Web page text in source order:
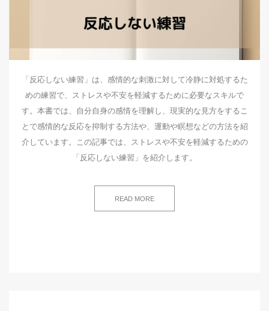
「反応しない練習」は、感情的な刺激に対して冷静に対処するた
めの練習で、ストレスや不安を軽減するために必要なスキルで
す。本書では、自分自身の感情を理解し、現実的な見方をするこ
とで感情的な反応を抑制する方法や、運動や瞑想などの方法を紹
介しています。この記事では、ストレスや不安を軽減するための
「反応しない練習」を紹介します。
READ MORE